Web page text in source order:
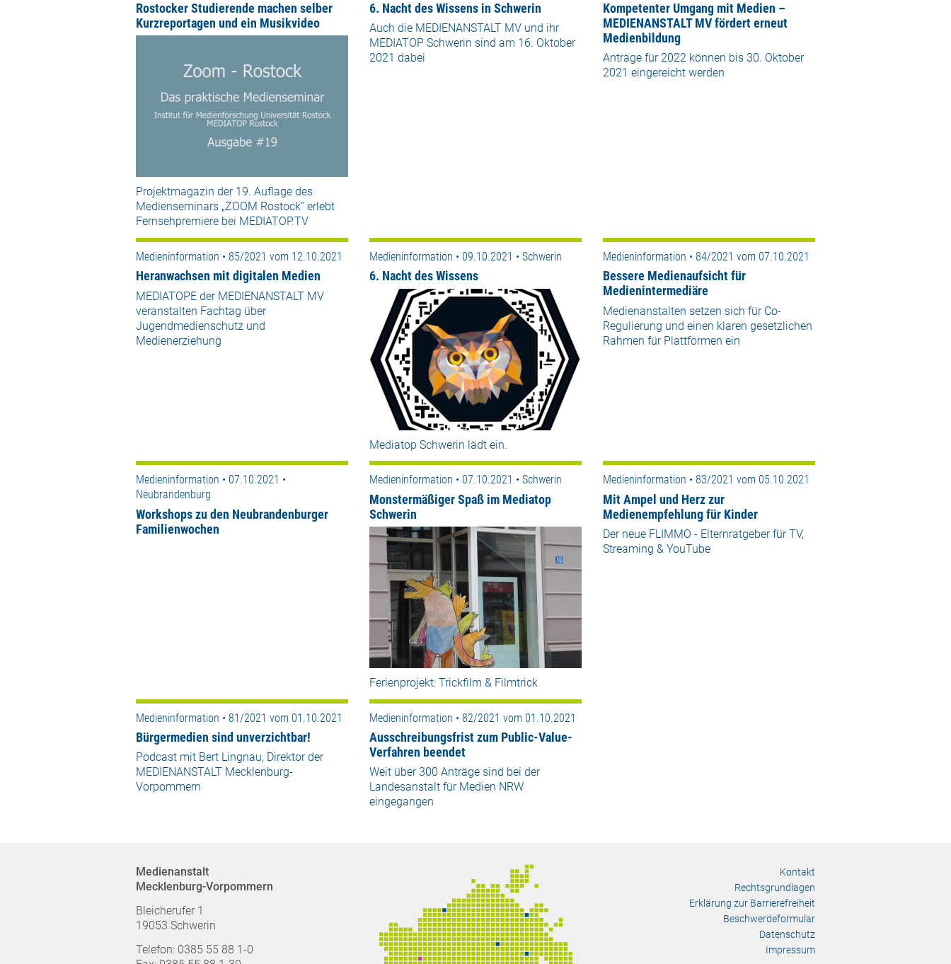
Rostocker Studierende machen selber
Kurzreportagen und ein Musikvideo
Projektmagazin der 19. Auflage des
Medienseminars „ZOOM Rostock“ erlebt
Fernsehpremiere bei MEDIATOP.TV
6. Nacht des Wissens in Schwerin
Auch die MEDIENANSTALT MV und ihr
MEDIATOP Schwerin sind am 16. Oktober
2021 dabei
Kompetenter Umgang mit Medien –
MEDIENANSTALT MV fördert erneut
Medienbildung
Anträge für 2022 können bis 30. Oktober
2021 eingereicht werden
Medieninformation • 85/2021 vom 12.10.2021
Heranwachsen mit digitalen Medien
MEDIATOPE der MEDIENANSTALT MV
veranstalten Fachtag über
Jugendmedienschutz und
Medienerziehung
Medieninformation • 09.10.2021 • Schwerin
6. Nacht des Wissens
Mediatop Schwerin lädt ein.
Medieninformation • 84/2021 vom 07.10.2021
Bessere Medienaufsicht für
Medienintermediäre
Medienanstalten setzen sich für Co-
Regulierung und einen klaren gesetzlichen
Rahmen für Plattformen ein
Medieninformation • 07.10.2021 •
Neubrandenburg
Workshops zu den Neubrandenburger
Familienwochen
Medieninformation • 07.10.2021 • Schwerin
Monstermäßiger Spaß im Mediatop
Schwerin
Ferienprojekt: Trickfilm & Filmtrick
Medieninformation • 83/2021 vom 05.10.2021
Mit Ampel und Herz zur
Medienempfehlung für Kinder
Der neue FLIMMO - Elternratgeber für TV,
Streaming & YouTube
Medieninformation • 81/2021 vom 01.10.2021
Bürgermedien sind unverzichtbar!
Podcast mit Bert Lingnau, Direktor der
MEDIENANSTALT Mecklenburg-
Vorpommern
Medieninformation • 82/2021 vom 01.10.2021
Ausschreibungsfrist zum Public-Value-
Verfahren beendet
Weit über 300 Anträge sind bei der
Landesanstalt für Medien NRW
eingegangen
Medienanstalt
Mecklenburg-Vorpommern
Bleicherufer 1
19053 Schwerin
Telefon: 0385 55 88 1-0
Kontakt
Rechtsgrundlagen
Erklärung zur Barrierefreiheit
Beschwerdeformular
Datenschutz
Impressum